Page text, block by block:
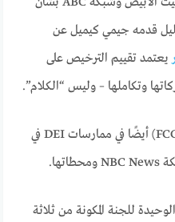
قدمه جيمي كيميل عن
يعتمد تقييم الترخيص على
وتكاملها – وليس “الكلام”.
وتحقق لجنة الاتصالات الفيدرالية (FCC) أيضًا في ممارسات DEI في
للجنة المكونة من ثلاثة